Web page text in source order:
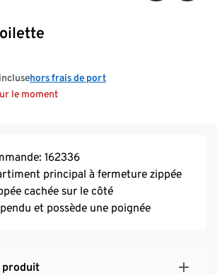
hors frais de port
le moment
162336
principal à fermeture zippée
cachée sur le côté
et possède une poignée
produit